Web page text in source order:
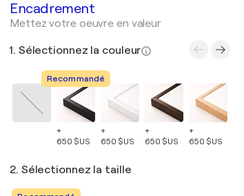
Encadrement
Mettez votre oeuvre en valeur
1. Sélectionnez la couleur
Recommandé
+
650 $US
+
650 $US
+
650 $US
+
650 $US
2. Sélectionnez la taille